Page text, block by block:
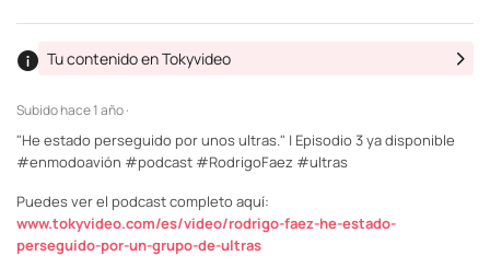
Subidohace 1 año ·
Tu contenido en Tokyvideo
"He estado perseguido por unos ultras." | Episodio 3 ya disponible
#enmodoavión #podcast #RodrigoFaez #ultras
Puedes ver el podcast completo aquí:
www.tokyvideo.com/es/video/rodrigo-faez-he-estado-
perseguido-por-un-grupo-de-ultras